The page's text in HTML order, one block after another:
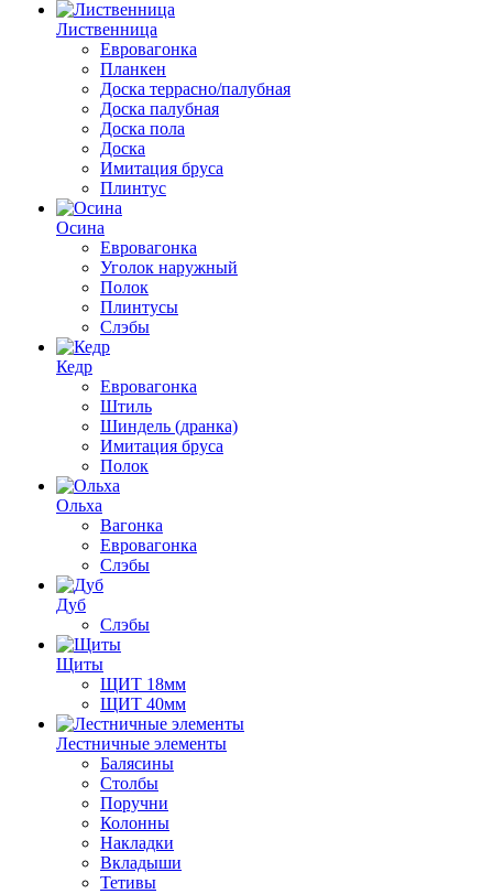
Лиственница
Евровагонка
Планкен
Доска террасно/палубная
Доска палубная
Доска пола
Доска
Имитация бруса
Плинтус
Осина
Евровагонка
Уголок наружный
Полок
Плинтусы
Слэбы
Кедр
Евровагонка
Штиль
Шиндель (дранка)
Имитация бруса
Полок
Ольха
Вагонка
Евровагонка
Слэбы
Дуб
Слэбы
Щиты
ЩИТ 18мм
ЩИТ 40мм
Лестничные элементы
Балясины
Столбы
Поручни
Колонны
Накладки
Вкладыши
Тетивы